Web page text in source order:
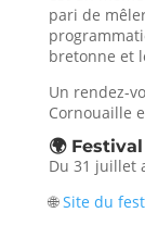
pari de
bretonne et
Un rendez-
Cornouaille
🌍
Du 31 juillet
🌐Site du